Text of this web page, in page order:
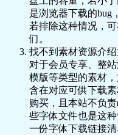
梦！_1.mp4
18-智能AI PPTAI工
21.93MB
智能AI训练营自媒体
是浏览器下载的bug
若排除这种情况，
们。
找不到素材资源介
对于会员专享、整
模版等类型的素材
含在对应可供下载
购买，且本站不负
些字体文件也是这
一份字体下载链接清